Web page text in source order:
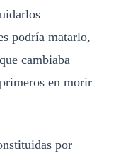
podría matarlo,
cambiaba
en morir
por